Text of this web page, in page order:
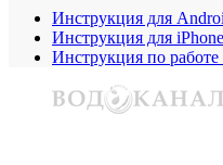
Инструкция для
Инструкция для iPhone
Инструкция по